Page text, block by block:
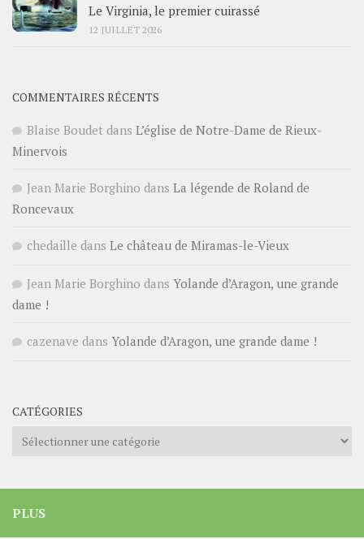
Le Virginia, le premier cuirassé
12 JUILLET 2026
COMMENTAIRES RÉCENTS
Blaise Boudet dans L’église de Notre-Dame de Rieux-
Minervois
Jean Marie Borghino dans La légende de Roland de
Roncevaux
chedaille dans Le château de Miramas-le-Vieux
Jean Marie Borghino dans Yolande d’Aragon, une grande
dame !
cazenave dans Yolande d’Aragon, une grande dame !
CATÉGORIES
Catégories
PLUS